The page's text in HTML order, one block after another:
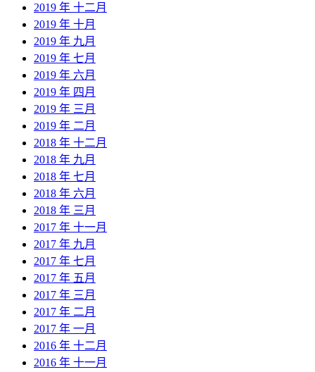
2019 年 十二月
2019 年 十月
2019 年 九月
2019 年 七月
2019 年 六月
2019 年 四月
2019 年 三月
2019 年 二月
2018 年 十二月
2018 年 九月
2018 年 七月
2018 年 六月
2018 年 三月
2017 年 十一月
2017 年 九月
2017 年 七月
2017 年 五月
2017 年 三月
2017 年 二月
2017 年 一月
2016 年 十二月
2016 年 十一月